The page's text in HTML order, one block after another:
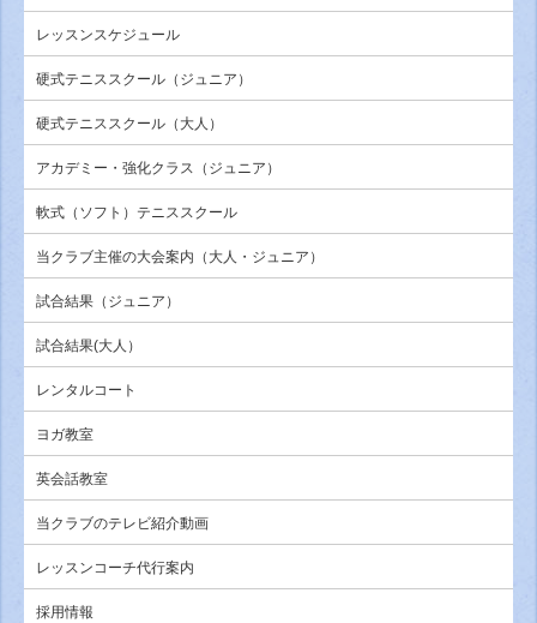
レッスンスケジュール
硬式テニススクール（ジュニア）
硬式テニススクール（大人）
アカデミー・強化クラス（ジュニア）
軟式（ソフト）テニススクール
当クラブ主催の大会案内（大人・ジュニア）
試合結果（ジュニア）
試合結果(大人）
レンタルコート
ヨガ教室
英会話教室
当クラブのテレビ紹介動画
レッスンコーチ代行案内
採用情報